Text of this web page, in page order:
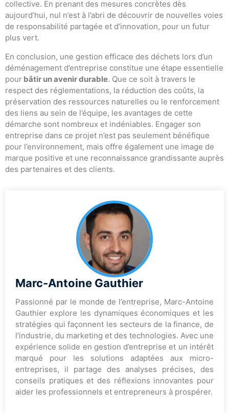
collective. En prenant des mesures concrètes dès
aujourd’hui, nul n’est à l’abri de découvrir de nouvelles voies
de responsabilité partagée et d’innovation, pour un futur
plus vert.
En conclusion, une gestion efficace des déchets lors d’un
déménagement d’entreprise constitue une étape essentielle
pour bâtir un avenir durable. Que ce soit à travers le
respect des réglementations, la réduction des coûts, la
préservation des ressources naturelles ou le renforcement
des liens au sein de l’équipe, les avantages de cette
démarche sont nombreux et indéniables. Engager son
entreprise dans ce projet n’est pas seulement bénéfique
pour l’environnement, mais offre également une image de
marque positive et une reconnaissance grandissante auprès
des partenaires et des clients.
Marc-Antoine Gauthier
Passionné par le monde de l’entreprise, Marc-Antoine
Gauthier explore les dynamiques économiques et les
stratégies qui façonnent les secteurs de la finance, de
l’industrie, du marketing et des technologies. Avec une
expérience solide en gestion d’entreprise et un intérêt
marqué pour les solutions adaptées aux micro-
entreprises, il partage des analyses précises, des
conseils pratiques et des réflexions innovantes pour
aider les professionnels et entrepreneurs à prospérer.